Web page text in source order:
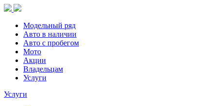
Модельный ряд
Авто в наличии
Авто с пробегом
Мото
Акции
Владельцам
Услуги
Услуги